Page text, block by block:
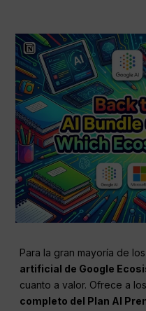
Para la gran mayoría de
artificial de Google
cuanto a valor. Ofrece a
completo del Plan AI